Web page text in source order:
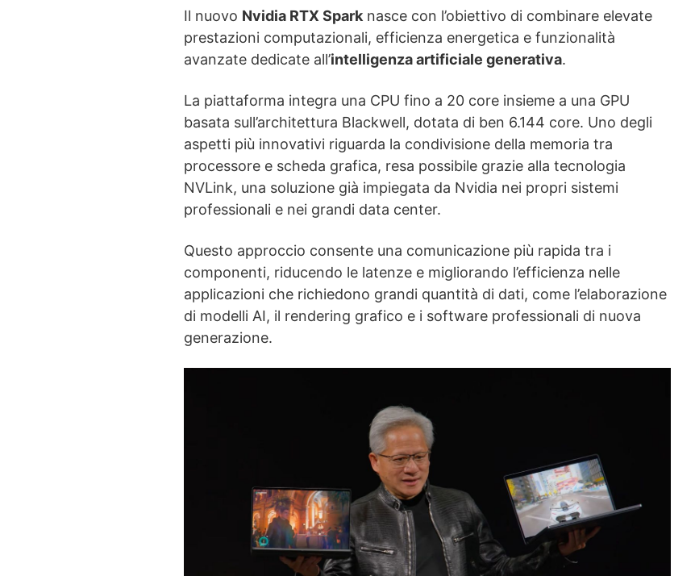
Il nuovo Nvidia RTX Spark nasce con l’obiettivo di combinare elevate
prestazioni computazionali, efficienza energetica e funzionalità
avanzate dedicate all’intelligenza artificiale generativa.
La piattaforma integra una CPU fino a 20 core insieme a una GPU
basata sull’architettura Blackwell, dotata di ben 6.144 core. Uno degli
aspetti più innovativi riguarda la condivisione della memoria tra
processore e scheda grafica, resa possibile grazie alla tecnologia
NVLink, una soluzione già impiegata da Nvidia nei propri sistemi
professionali e nei grandi data center.
Questo approccio consente una comunicazione più rapida tra i
componenti, riducendo le latenze e migliorando l’efficienza nelle
applicazioni che richiedono grandi quantità di dati, come l’elaborazione
di modelli AI, il rendering grafico e i software professionali di nuova
generazione.